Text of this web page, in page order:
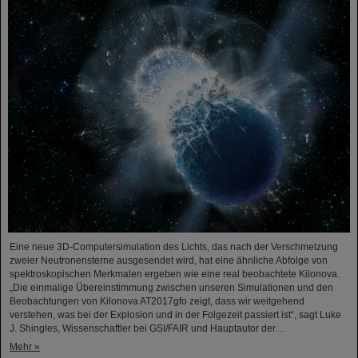
Eine neue 3D-Computersimulation des Lichts, das nach der Verschmelzung
zweier Neutronensterne ausgesendet wird, hat eine ähnliche Abfolge von
spektroskopischen Merkmalen ergeben wie eine real beobachtete Kilonova.
„Die einmalige Übereinstimmung zwischen unseren Simulationen und den
Beobachtungen von Kilonova AT2017gfo zeigt, dass wir weitgehend
verstehen, was bei der Explosion und in der Folgezeit passiert ist“, sagt Luke
J. Shingles, Wissenschaftler bei GSI/FAIR und Hauptautor der…
Mehr »